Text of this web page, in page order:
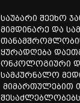
საუბარი შეეხო
მიმდინარე და
ყურადღება
ონკოლოგიური
სამკურნალო
მიმართულებით
შესაძლებლობებს